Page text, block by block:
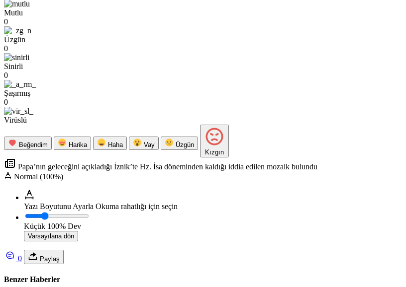
Mutlu
0
Üzgün
0
Sinirli
0
Şaşırmış
0
Virüslü
Beğendim Harika Haha Vay
Üzgün
Kızgın
Papa’nın geleceğini açıkladığı İznik’te Hz. İsa döneminden kaldığı iddia edilen mozaik bulundu
Normal (100%)
Yazı Boyutunu Ayarla Okuma rahatlığı için seçin
Küçük 100% Dev
Varsayılana dön
0 Paylaş
Benzer Haberler